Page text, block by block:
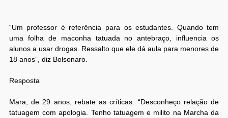
“Um professor é referência para os estudantes. Quando tem
uma folha de maconha tatuada no antebraço, influencia os
alunos a usar drogas. Ressalto que ele dá aula para menores de
18 anos”, diz Bolsonaro.
Resposta
Mara, de 29 anos, rebate as críticas: “Desconheço relação de
tatuagem com apologia. Tenho tatuagem e milito na Marcha da